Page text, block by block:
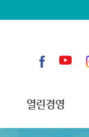
열린경영